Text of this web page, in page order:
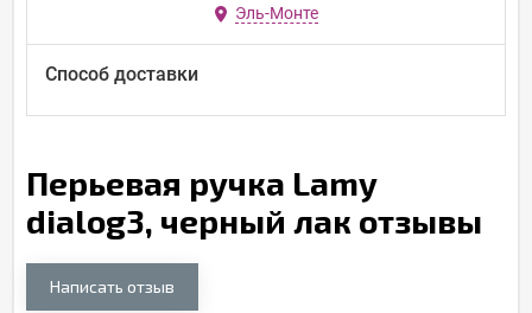
Эль-Монте
Способ доставки
Перьевая ручка Lamy
dialog3, черный лак отзывы
Написать отзыв